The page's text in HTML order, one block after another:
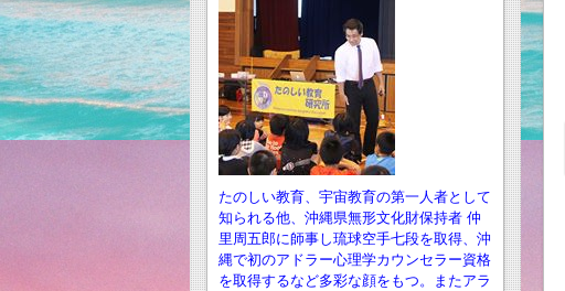
たのしい教育、宇宙教育の第一人者として
知られる他、沖縄県無形文化財保持者 仲
里周五郎に師事し琉球空手七段を取得、沖
縄で初のアドラー心理学カウンセラー資格
を取得するなど多彩な顔をもつ。またアラ